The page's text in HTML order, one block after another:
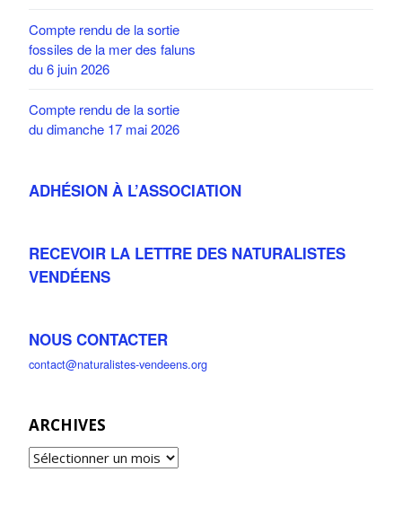
Compte rendu de la sortie
fossiles de la mer des faluns
du 6 juin 2026
Compte rendu de la sortie
du dimanche 17 mai 2026
ADHÉSION À L’ASSOCIATION
RECEVOIR LA LETTRE DES NATURALISTES
VENDÉENS
NOUS CONTACTER
contact@naturalistes-vendeens.org
ARCHIVES